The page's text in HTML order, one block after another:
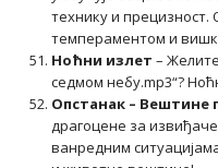
технику и
темпераментом и
Ноћни излет –
седмом небу.mp3“?
Опстанак –
драгоцене за
ванредним